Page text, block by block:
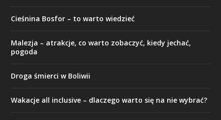
Cieśnina Bosfor – to warto wiedzieć
Malezja – atrakcje, co warto zobaczyć, kiedy jechać,
pogoda
Droga śmierci w Boliwii
Wakacje all inclusive – dlaczego warto się na nie wybrać?